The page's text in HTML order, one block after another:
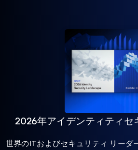
2026年アイデンティティセ
世界のITおよびセキュリティ リーダ